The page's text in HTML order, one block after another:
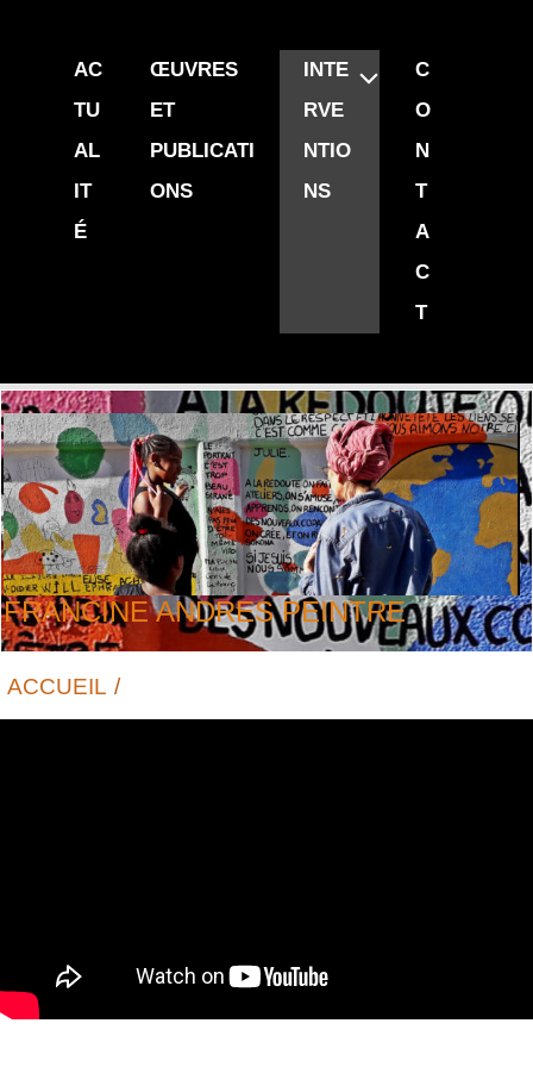
AC
TU
AL
IT
É
ŒUVRES
ET
PUBLICATI
ONS
INTE
RVE
NTIO
NS
C
O
N
T
A
C
T
FRANCINE ANDRES PEINTRE
ACCUEIL